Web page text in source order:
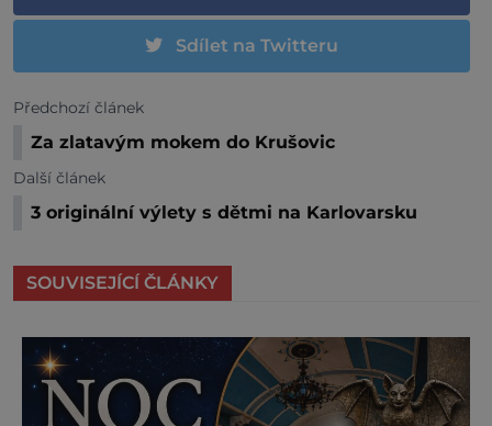
Sdílet na Twitteru
Předchozí článek
Za zlatavým mokem do Krušovic
Další článek
3 originální výlety s dětmi na Karlovarsku
SOUVISEJÍCÍ ČLÁNKY